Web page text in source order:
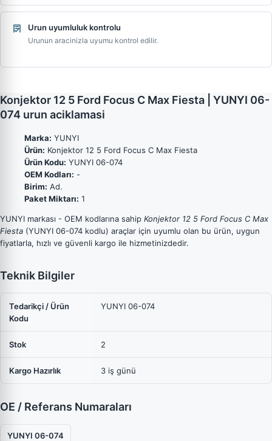
Urun uyumluluk kontrolu
Urunun aracinizla uyumu kontrol edilir.
Konjektor 12 5 Ford Focus C Max Fiesta | YUNYI 06-
074 urun aciklamasi
Marka: YUNYI
Ürün: Konjektor 12 5 Ford Focus C Max Fiesta
Ürün Kodu: YUNYI 06-074
OEM Kodları: -
Birim: Ad.
Paket Miktarı: 1
YUNYI markası - OEM kodlarına sahip Konjektor 12 5 Ford Focus C Max
Fiesta (YUNYI 06-074 kodlu) araçlar için uyumlu olan bu ürün, uygun
fiyatlarla, hızlı ve güvenli kargo ile hizmetinizdedir.
Teknik Bilgiler
Tedarikçi / Ürün
Kodu
YUNYI 06-074
Stok 2
Kargo Hazırlık 3 iş günü
OE / Referans Numaraları
YUNYI 06-074